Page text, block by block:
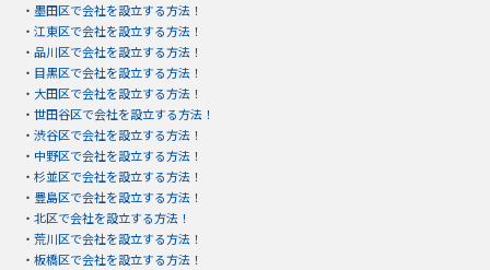
・ 墨田区で会社を設立する方法！
・ 江東区で会社を設立する方法！
・ 品川区で会社を設立する方法！
・ 目黒区で会社を設立する方法！
・ 大田区で会社を設立する方法！
・ 世田谷区で会社を設立する方法！
・ 渋谷区で会社を設立する方法！
・ 中野区で会社を設立する方法！
・ 杉並区で会社を設立する方法！
・ 豊島区で会社を設立する方法！
・ 北区で会社を設立する方法！
・ 荒川区で会社を設立する方法！
・ 板橋区で会社を設立する方法！